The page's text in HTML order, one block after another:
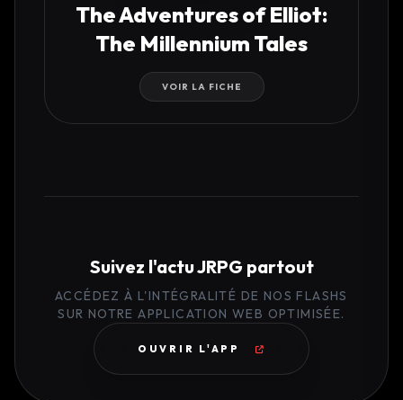
The Adventures of Elliot:
The Millennium Tales
VOIR LA FICHE
Suivez l'actu JRPG partout
ACCÉDEZ À L'INTÉGRALITÉ DE NOS FLASHS
SUR NOTRE APPLICATION WEB OPTIMISÉE.
OUVRIR L'APP